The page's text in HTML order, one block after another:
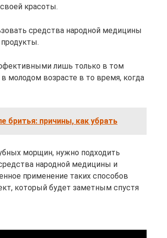
красоты.
средства народной медицины
лишь только в том
молодом возрасте в то время, когда
бритья: причины, как убрать
морщин, нужно подходить
народной медицины и
применение таких способов
который будет заметным спустя